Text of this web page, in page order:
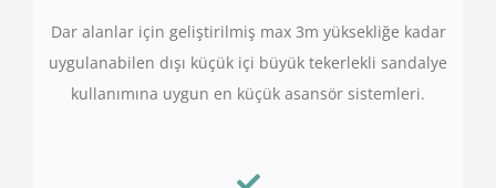
Dar alanlar için geliştirilmiş max 3m yüksekliğe kadar
uygulanabilen dışı küçük içi büyük tekerlekli sandalye
kullanımına uygun en küçük asansör sistemleri.